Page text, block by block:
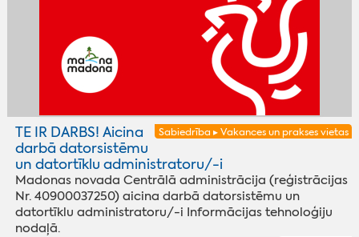
Sabiedrība ▸ Vakances un prakses vietas
TE IR DARBS! Aicina
darbā datorsistēmu
un datortīklu administratoru/-i
Madonas novada Centrālā administrācija (reģistrācijas
Nr. 40900037250) aicina darbā datorsistēmu un
datortīklu administratoru/-i Informācijas tehnoloģiju
nodaļā.